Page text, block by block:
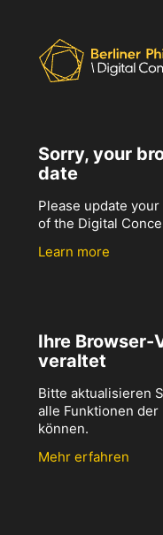
Sorry, your
date
Please update
of the Digital
Learn more
Ihre Browser-
veraltet
Bitte aktualisieren
alle Funktionen
können.
Mehr erfahren